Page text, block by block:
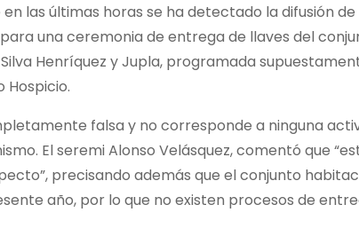
las últimas horas se ha detectado la difusión de
una ceremonia de entrega de llaves del
Henríquez y Jupla, programada
Hospicio.
falsa y no corresponde a ninguna
El seremi Alonso Velásquez, comentó que
precisando además que el conjunto
año, por lo que no existen procesos de